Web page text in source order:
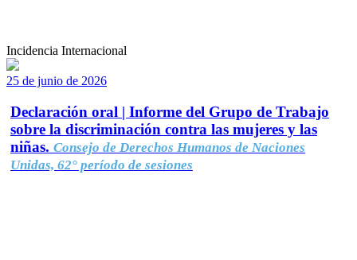
Incidencia Internacional
25 de junio de 2026
Declaración oral | Informe del Grupo de Trabajo
sobre la discriminación contra las mujeres y las
niñas. Consejo de Derechos Humanos de Naciones
Unidas, 62° período de sesiones